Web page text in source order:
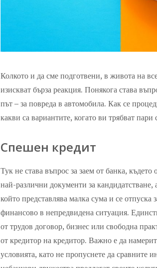
Колкото и да сме подготвени, в живота на
изискват бърза реакция. Понякога става
път – за повреда в автомобила. Как се
какви са вариантите, когато ви трябват
Спешен кредит
Тук не става въпрос за заем от банка,
най-различни документи за
който представлява малка сума и се
финансово в непредвидена ситуация.
от трудов договор, бизнес или свободна
от кредитор на кредитор. Важно е да
условията, като не пропуснете да сравните